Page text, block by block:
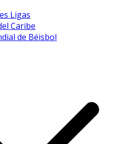
Ligas
Caribe
de Béisbol